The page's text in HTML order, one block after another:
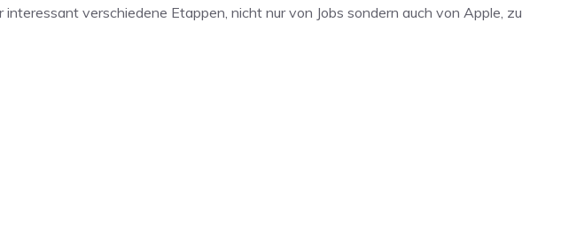
verschiedene Etappen, nicht nur von Jobs sondern auch von Apple, zu